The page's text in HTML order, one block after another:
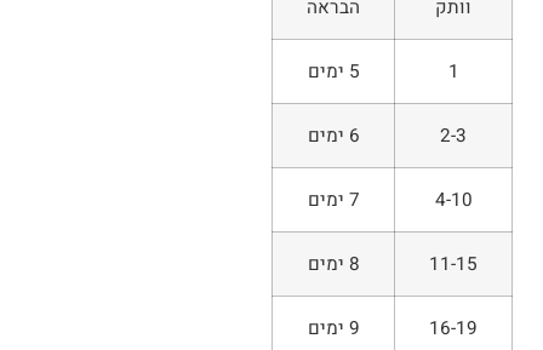
וותק
הבראה
1 5 ימים
2-3 6 ימים
4-10 7 ימים
11-15 8 ימים
16-19 9 ימים